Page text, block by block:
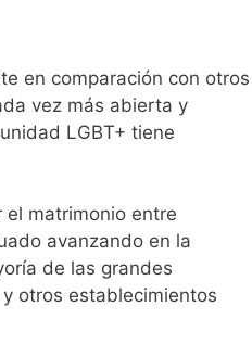
en comparación con otros
vez más abierta y
LGBT+ tiene
el matrimonio entre
avanzando en la
de las grandes
otros establecimientos